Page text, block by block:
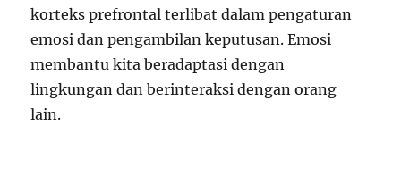
korteks prefrontal terlibat dalam pengaturan
emosi dan pengambilan keputusan. Emosi
membantu kita beradaptasi dengan
lingkungan dan berinteraksi dengan orang
lain.